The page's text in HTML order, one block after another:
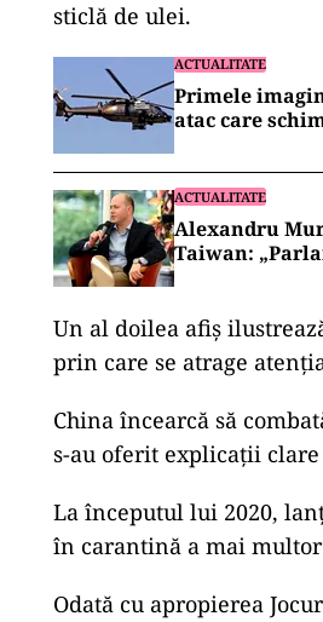
sticlă de ulei.
ACTUALITATE
Primele
atac care
ACTUALITATE
Alexandru
Taiwan:
Un al doilea afiș
prin care se atrage
China încearcă să
s-au oferit explicații
La începutul lui 2020,
în carantină a mai
Odată cu apropierea